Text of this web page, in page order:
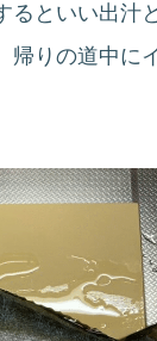
といい出汁
りの道中に